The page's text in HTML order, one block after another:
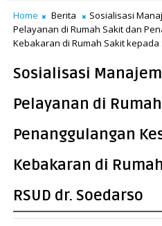
Home Berita
Sosialisasi
Pelayanan di Rumah Sakit dan
Kebakaran di Rumah Sakit kepada
Sosialisasi
Pelayanan di
Penanggulangan
Kebakaran di
RSUD dr. Soedarso